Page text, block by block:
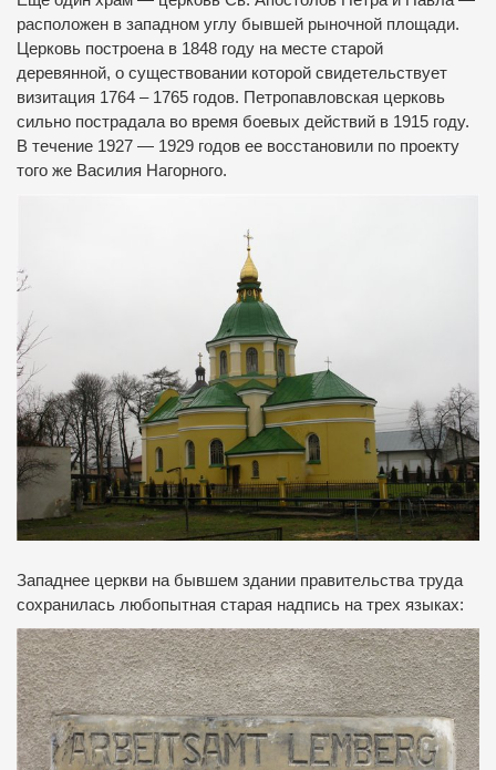
расположен в западном углу бывшей рыночной площади.
Церковь построена в 1848 году на месте старой
деревянной, о существовании которой свидетельствует
визитация 1764 – 1765 годов. Петропавловская церковь
сильно пострадала во время боевых действий в 1915 году.
В течение 1927 — 1929 годов ее восстановили по проекту
того же Василия Нагорного.
Западнее церкви на бывшем здании правительства труда
сохранилась любопытная старая надпись на трех языках: